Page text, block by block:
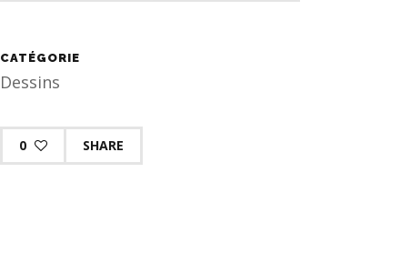
CATÉGORIE
Dessins
0 SHARE